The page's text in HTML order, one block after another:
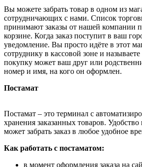
Вы можете забрать товар в одном из
сотрудничающих с нами. Список
принимают заказы от нашей компании
корзине. Когда заказ поступит в ваш
уведомление. Вы просто идёте в этот
сотруднику в кассовой зоне и называете
покупку может ваш друг или
номер и имя, на кого он оформлен.
Постамат
Постамат – это терминал с
хранения заказанных товаров. Удобство
может забрать заказ в любое удобное
Как работать с постаматом:
в момент оформления заказа на